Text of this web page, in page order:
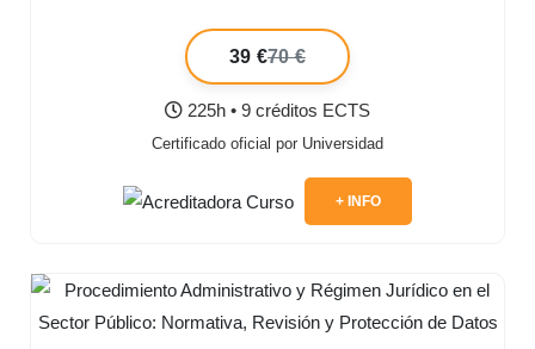
39 €70 €
225h • 9 créditos ECTS
Certificado oficial por Universidad
+ INFO